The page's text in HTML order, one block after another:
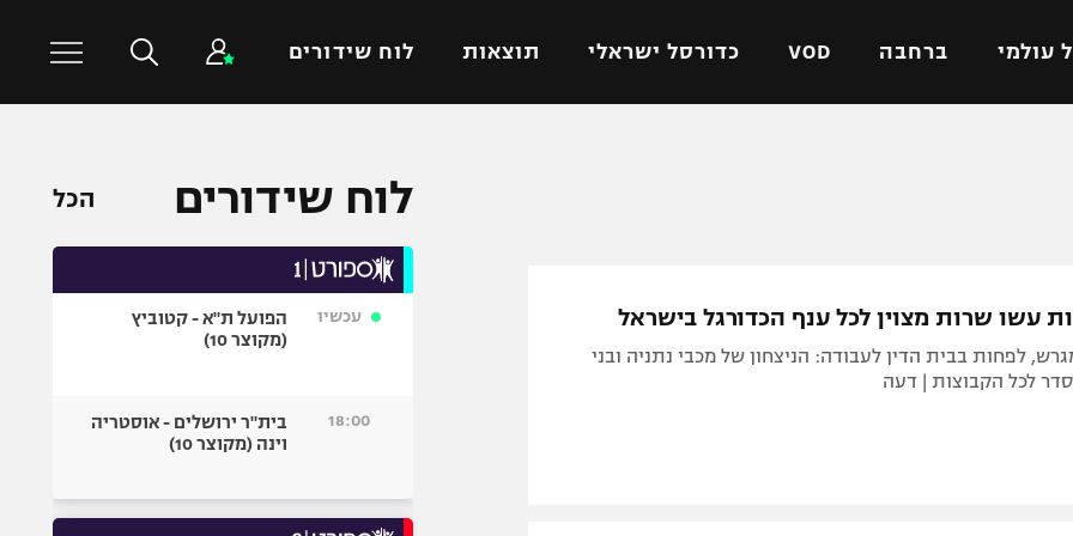
עולמי ברחבה VOD כדורסל ישראלי תוצאות לוח שידורים
ליגה גרמנית
ליגה ספרדית
כדורסל עולמי
כדורעף
שחייה
ספורט אולימפי
היאבקות WWE
עשו שרות מצוין לכל ענף הכדורגל בישראל
לפחות בבית הדין לעבודה: הניצחון של מכבי נתניה ובני
לכל הקבוצות | דעה
לוח שידורים הכל
עכשיו
הפועל ת"א - קטוביץ
(מקוצר 10)
18:00
בית"ר ירושלים - אוסטריה
וינה (מקוצר 10)